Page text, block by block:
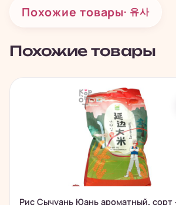
Похожие товары· 유사
Похожие товары
Рис Сычуань Юань ароматный, сорт